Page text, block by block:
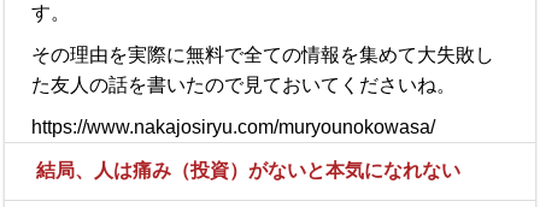
す。
その理由を実際に無料で全ての情報を集めて大失敗し
た友人の話を書いたので見ておいてくださいね。
https://www.nakajosiryu.com/muryounokowasa/
結局、人は痛み（投資）がないと本気になれない